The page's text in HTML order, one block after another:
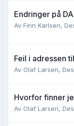
Endringer på
Av Finn Karlsen,
Feil i adressen
Av Olaf Larsen,
Hvorfor finner
Av Olaf Larsen,